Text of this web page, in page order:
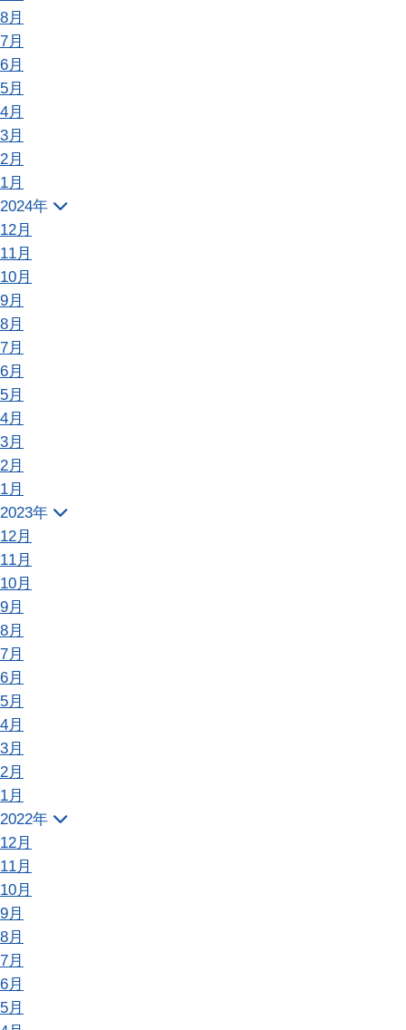
8月
7月
6月
5月
4月
3月
2月
1月
2024年
12月
11月
10月
9月
8月
7月
6月
5月
4月
3月
2月
1月
2023年
12月
11月
10月
9月
8月
7月
6月
5月
4月
3月
2月
1月
2022年
12月
11月
10月
9月
8月
7月
6月
5月